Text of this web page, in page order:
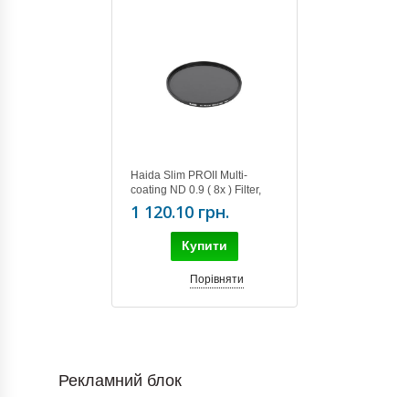
Haida Slim PROII Multi-
coating ND 0.9 ( 8x ) Filter,
62mm
1 120.10 грн.
Купити
Порівняти
Рекламний блок